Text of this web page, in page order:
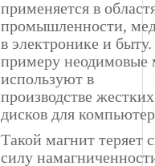
применяется в
промышленности,
в электронике и
примеру неодимовые
используют в
производстве жестких
дисков для
Такой магнит теряет
силу